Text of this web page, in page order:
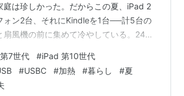
庭は珍しかった。だからこの夏、iPad 2
ォン2台、それにKindleを1台──計5台の
扇風機の前に集めて冷やしている。24時
える。ある日、iPadを窓際（レースカ
いて充電していたのだけど、どうやら
熱くなっていたようだ。 最初に気づい
7世代 #iPad 第10世代
#USBC #加熱 #暮らし #夏